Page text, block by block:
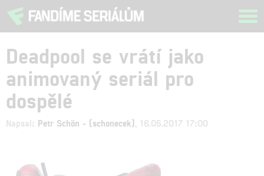
Deadpool se vrátí jako
animovaný seriál pro
dospělé
Napsal: Petr Schön - (schonecek) , 16.05.2017 17:00